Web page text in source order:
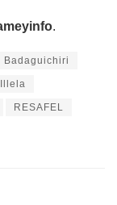
.
Badaguichiri
Illela
RESAFEL